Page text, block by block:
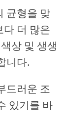
균형을 맞
더 많은
상 및 생생
니다.
드러운 조
있기를 바